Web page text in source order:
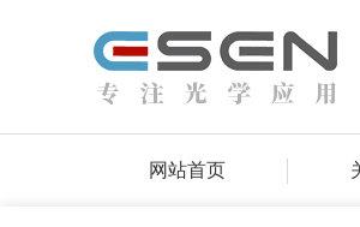
网站首页